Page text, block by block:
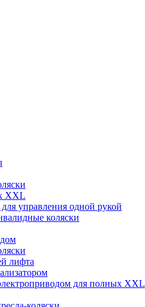
XXL
управления одной рукой
коляски
лифта
для полных XXL